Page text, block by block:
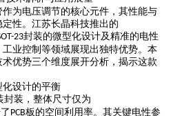
为电压调节的核心元件，其性能与
性。江苏长晶科技推出的
23封装的微型化设计及精准的电性
业控制等领域展现出独特优势。本
优势三个维度展开分析，揭示这款
设计的平衡
封装，整体尺寸仅为
PCB板的空间利用率。其关键电性参